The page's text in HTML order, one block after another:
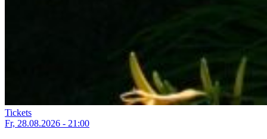
Tickets
Fr, 28.08.2026 - 21:00